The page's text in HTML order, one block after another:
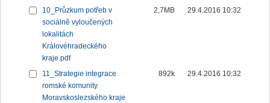
10_Průzkum potřeb v
sociálně vyloučených
lokalitách
Královéhradeckého
kraje.pdf
2,7MB 29.4.2016 10:32
11_Strategie integrace
romské komunity
Moravskoslezského kraje
892k 29.4.2016 10:32